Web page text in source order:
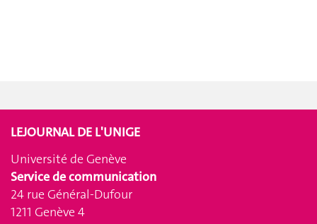
LEJOURNAL DE L'UNIGE
Université de Genève
Service de communication
24 rue Général-Dufour
1211 Genève 4